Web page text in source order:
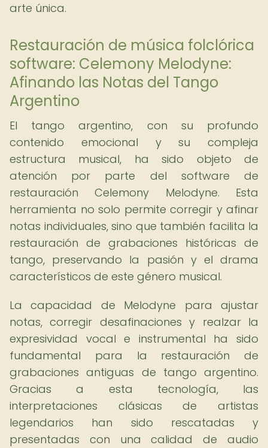
arte única.
Restauración de música folclórica
software: Celemony Melodyne:
Afinando las Notas del Tango
Argentino
El tango argentino, con su profundo
contenido emocional y su compleja
estructura musical, ha sido objeto de
atención por parte del software de
restauración Celemony Melodyne. Esta
herramienta no solo permite corregir y afinar
notas individuales, sino que también facilita la
restauración de grabaciones históricas de
tango, preservando la pasión y el drama
característicos de este género musical.
La capacidad de Melodyne para ajustar
notas, corregir desafinaciones y realzar la
expresividad vocal e instrumental ha sido
fundamental para la restauración de
grabaciones antiguas de tango argentino.
Gracias a esta tecnología, las
interpretaciones clásicas de artistas
legendarios han sido rescatadas y
presentadas con una calidad de audio